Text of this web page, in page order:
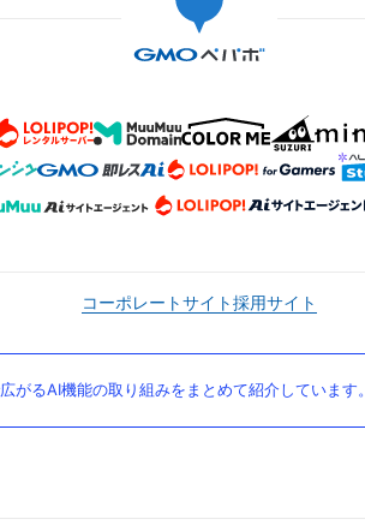
コーポレートサイト採用サイト
るAI機能の取り組みをまとめて紹介しています。